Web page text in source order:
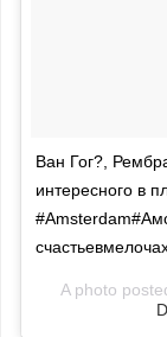
Ван Гог?,
интересного в
A photo